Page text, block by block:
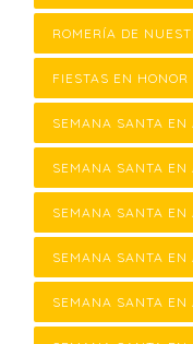
ROMERÍA DE
FIESTAS EN
SEMANA SANTA EN
SEMANA SANTA EN
SEMANA SANTA EN
SEMANA SANTA EN
SEMANA SANTA EN